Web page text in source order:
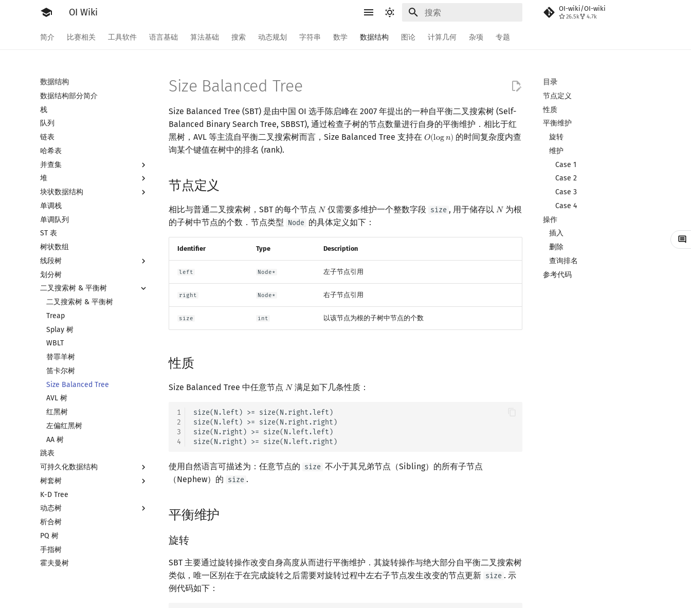
OI Wiki OI-wiki/OI-wiki
26.5k 4.7k
简介 比赛相关 工具软件 语言基础 算法基础 搜索 动态规划 字符串 数学 数据结构 图论 计算几何 杂项 专题
数据结构
数据结构部分简介
栈
队列
链表
哈希表
并查集
并查集
并查集复杂度
堆
堆简介
二叉堆
配对堆
左偏树
块状数据结构
分块思想
块状数组
块状链表
树分块
Sqrt Tree
单调栈
单调队列
ST 表
树状数组
线段树
线段树基础
线段树合并 & 分裂
李超线段树
猫树
区间最值操作 & 区间历史最值
Kinetic Tournament Tree
划分树
二叉搜索树 & 平衡树
二叉搜索树 & 平衡树
Treap
Splay 树
WBLT
替罪羊树
笛卡尔树
Size Balanced Tree
AVL 树
红黑树
左偏红黑树
AA 树
跳表
可持久化数据结构
可持久化数据结构简介
可持久化线段树
可持久化块状数组
可持久化平衡树
可持久化字典树
可持久化可并堆
树套树
线段树套线段树
平衡树套线段树
线段树套平衡树
树状数组套权值线段树
分块套树状数组
K-D Tree
动态树
Link Cut Tree
全局平衡二叉树
Euler Tour Tree
Top Tree
析合树
PQ 树
手指树
霍夫曼树
目录
节点定义
性质
平衡维护
旋转
维护
Case 1
Case 2
Case 3
Case 4
操作
插入
删除
查询排名
参考代码
Size Balanced Tree
Size Balanced Tree (SBT) 是由中国 OI 选手陈启峰在 2007 年提出的一种自平衡二叉搜索树 (Self-
Balanced Binary Search Tree, SBBST), 通过检查子树的节点数量进行自身的平衡维护．相比于红
黑树，AVL 等主流自平衡二叉搜索树而言，Size Balanced Tree 支持在 𝑂(log𝑛)
O(logn) 的时间复杂度内查
询某个键值在树中的排名 (rank).
节点定义
相比与普通二叉搜索树，SBT 的每个节点 𝑁
N 仅需要多维护一个整数字段 size , 用于储存以𝑁
N 为根
的子树中节点的个数．节点类型 Node 的具体定义如下：
Identifier Type Description
left Node* 左子节点引用
right Node* 右子节点引用
size int 以该节点为根的子树中节点的个数
性质
Size Balanced Tree 中任意节点 𝑁
N 满足如下几条性质：
1
2
3
4
size(N.left) >= size(N.right.left)
size(N.left) >= size(N.right.right)
size(N.right) >= size(N.left.left)
使用自然语言可描述为：任意节点的 size 不小于其兄弟节点（Sibling）的所有子节点
（Nephew）的 size .
平衡维护
旋转
SBT 主要通过旋转操作改变自身高度从而进行平衡维护．其旋转操作与绝大部分自平衡二叉搜索树
类似，唯一区别在于在完成旋转之后需要对旋转过程中左右子节点发生改变的节点更新 size . 示
例代码如下：